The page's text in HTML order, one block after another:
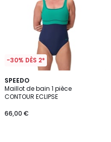
-30% DÈS 2*
SPEEDO
Maillot de bain 1 pièce
CONTOUR ECLIPSE
66,00 €